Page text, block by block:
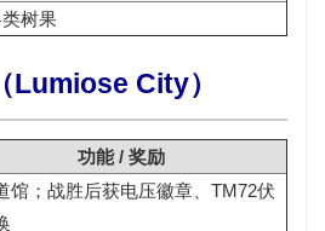
树果
Lumiose City）
功能 / 奖励
馆；战胜后获电压徽章 、TM72伏